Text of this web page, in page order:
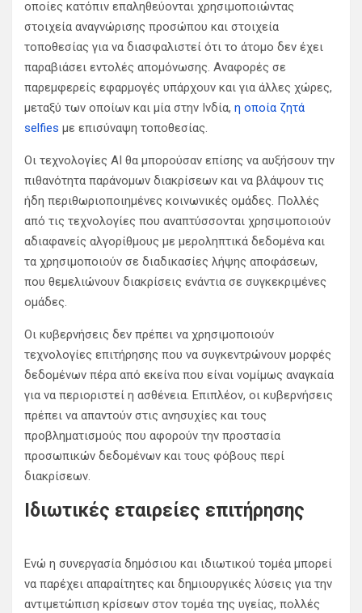
οποίες κατόπιν επαληθεύονται χρησιμοποιώντας
στοιχεία αναγνώρισης προσώπου και στοιχεία
τοποθεσίας για να διασφαλιστεί ότι το άτομο δεν έχει
παραβιάσει εντολές απομόνωσης. Αναφορές σε
παρεμφερείς εφαρμογές υπάρχουν και για άλλες χώρες,
μεταξύ των οποίων και μία στην Ινδία, η οποία ζητά
selfies με επισύναψη τοποθεσίας.
Οι τεχνολογίες AI θα μπορούσαν επίσης να αυξήσουν την
πιθανότητα παράνομων διακρίσεων και να βλάψουν τις
ήδη περιθωριοποιημένες κοινωνικές ομάδες. Πολλές
από τις τεχνολογίες που αναπτύσσονται χρησιμοποιούν
αδιαφανείς αλγορίθμους με μεροληπτικά δεδομένα και
τα χρησιμοποιούν σε διαδικασίες λήψης αποφάσεων,
που θεμελιώνουν διακρίσεις ενάντια σε συγκεκριμένες
ομάδες.
Οι κυβερνήσεις δεν πρέπει να χρησιμοποιούν
τεχνολογίες επιτήρησης που να συγκεντρώνουν μορφές
δεδομένων πέρα ​​από εκείνα που είναι νομίμως αναγκαία
για να περιοριστεί η ασθένεια. Επιπλέον, οι κυβερνήσεις
πρέπει να απαντούν στις ανησυχίες και τους
προβληματισμούς που αφορούν την προστασία
προσωπικών δεδομένων και τους φόβους περί
διακρίσεων.
Ιδιωτικές εταιρείες επιτήρησης
Ενώ η συνεργασία δημόσιου και ιδιωτικού τομέα μπορεί
να παρέχει απαραίτητες και δημιουργικές λύσεις για την
αντιμετώπιση κρίσεων στον τομέα της υγείας, πολλές